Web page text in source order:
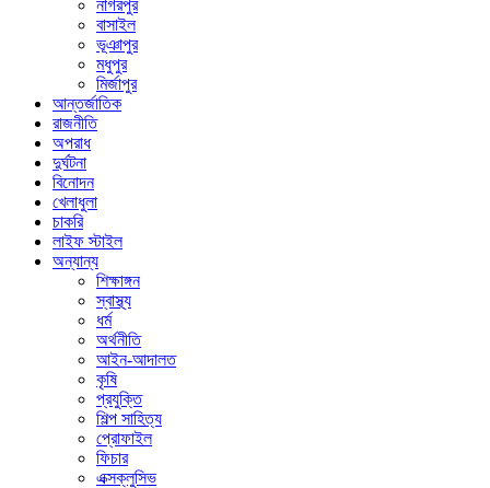
নাগরপুর
বাসাইল
ভূঞাপুর
মধুপুর
মির্জাপুর
আন্তর্জাতিক
রাজনীতি
অপরাধ
দুর্ঘটনা
বিনোদন
খেলাধুলা
চাকরি
লাইফ স্টাইল
অন্যান্য
শিক্ষাঙ্গন
স্বাস্থ্য
ধর্ম
অর্থনীতি
আইন-আদালত
কৃষি
প্রযুক্তি
শিল্প সাহিত্য
প্রোফাইল
ফিচার
এক্সক্লুসিভ